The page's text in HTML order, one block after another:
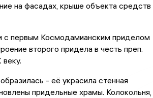
на фасадах, крыше объекта средств
с первым Космодамианским приделом
второго придела в честь преп.
- её украсила стенная
придельные храмы. Колокольня,